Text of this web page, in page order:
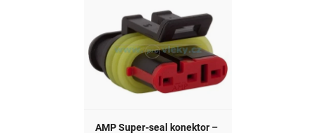
AMP Super-seal konektor –